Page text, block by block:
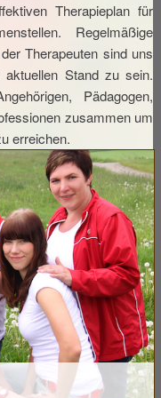
Therapieplan für
Regelmäßige
Therapeuten sind uns
Stand zu sein.
Pädagogen,
zusammen um
erreichen.